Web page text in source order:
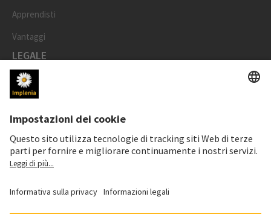
Apprendisti
Vantaggi
LEGALE
Impronta
Protezione dei dati
Informativa cookie e social media
Impostazioni dei cookie